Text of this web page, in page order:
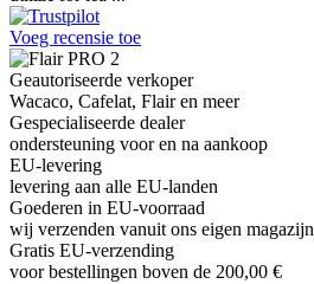
Voeg recensie toe
Geautoriseerde verkoper
Wacaco, Cafelat, Flair en meer
Gespecialiseerde dealer
ondersteuning voor en na aankoop
EU-levering
levering aan alle EU-landen
Goederen in EU-voorraad
wij verzenden vanuit ons eigen magazijn
Gratis EU-verzending
voor bestellingen boven de 200,00 €